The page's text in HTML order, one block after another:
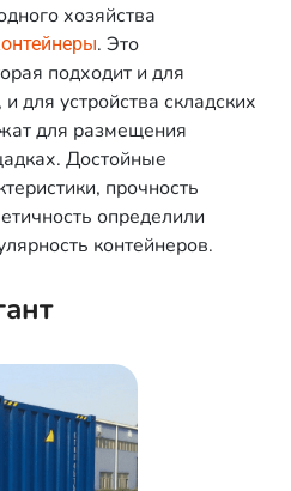
хозяйства
. Это
подходит и для
для устройства складских
для размещения
Достойные
прочность
определили
контейнеров.